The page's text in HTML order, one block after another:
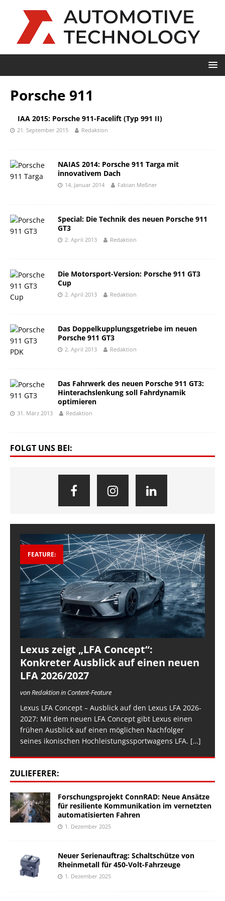
Porsche 911
IAA 2015: Porsche 911-Facelift (Typ 991 II)
21. September 2015 Redaktion
NAIAS 2014: Porsche 911 Targa mit
innovativem Dach
14. Januar 2014 Fabian Meßner
Special: Die Technik des neuen Porsche 911
GT3
2. April 2013 Redaktion
Die Motorsport-Version: Porsche 911 GT3
Cup
2. April 2013 Redaktion
Das Doppelkupplungsgetriebe im neuen
Porsche 911 GT3
2. April 2013 Redaktion
Das Fahrwerk des neuen Porsche 911 GT3:
Hinterachslenkung soll Fahrdynamik
optimieren
31. März 2013 Redaktion
FOLGT UNS BEI:
FEATURE:
Lexus zeigt „LFA Concept“:
Konkreter Ausblick auf einen neuen
LFA 2026/2027
von Redaktion in Content-Feature
Lexus LFA Concept – Ausblick auf den Lexus LFA 2026-
2027: Mit dem neuen LFA Concept gibt Lexus einen
frühen Ausblick auf einen möglichen Nachfolger
seines ikonischen Hochleistungssportwagens LFA. […]
ZULIEFERER:
Forschungsprojekt ConnRAD: Neue Ansätze
für resiliente Kommunikation im vernetzten
automatisierten Fahren
1. Dezember 2025
Neuer Serienauftrag: Schaltschütze von
Rheinmetall für 450-Volt-Fahrzeuge
1. Dezember 2025